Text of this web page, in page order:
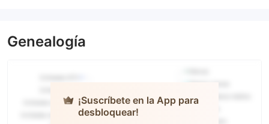
Genealogía
¡Suscríbete en la App para
desbloquear!
GKFX · Trive